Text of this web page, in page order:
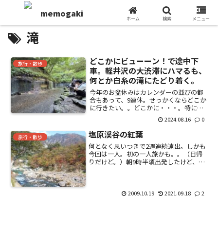
滝
旅行・散歩
どこかにビューーン！で途中下
車。軽井沢の大渋滞にハマるも、
何とか白糸の滝にたどり着く。
今年のお盆休みはカレンダーの並びの都
合もあって、9連休。せっかくならどこか
に行きたい。。どこかに・・・。特に行
く当てもなく、探していたら、JR東日本
が展開している「どこかにビューー
ン！」というサービスに目が留まる。4つ
の候補が表示され、その...
2024.08.16 0
旅行・散歩 塩原渓谷の紅葉
何となく思いつきで2週連続遠出。しかも
今回は一人。初の一人旅かも。。（日帰
りだけど。）朝9時半頃出発したけど、順
素晴らしい... 2009.10.19 2021.09.18 2
ホーム 検索 メニュー